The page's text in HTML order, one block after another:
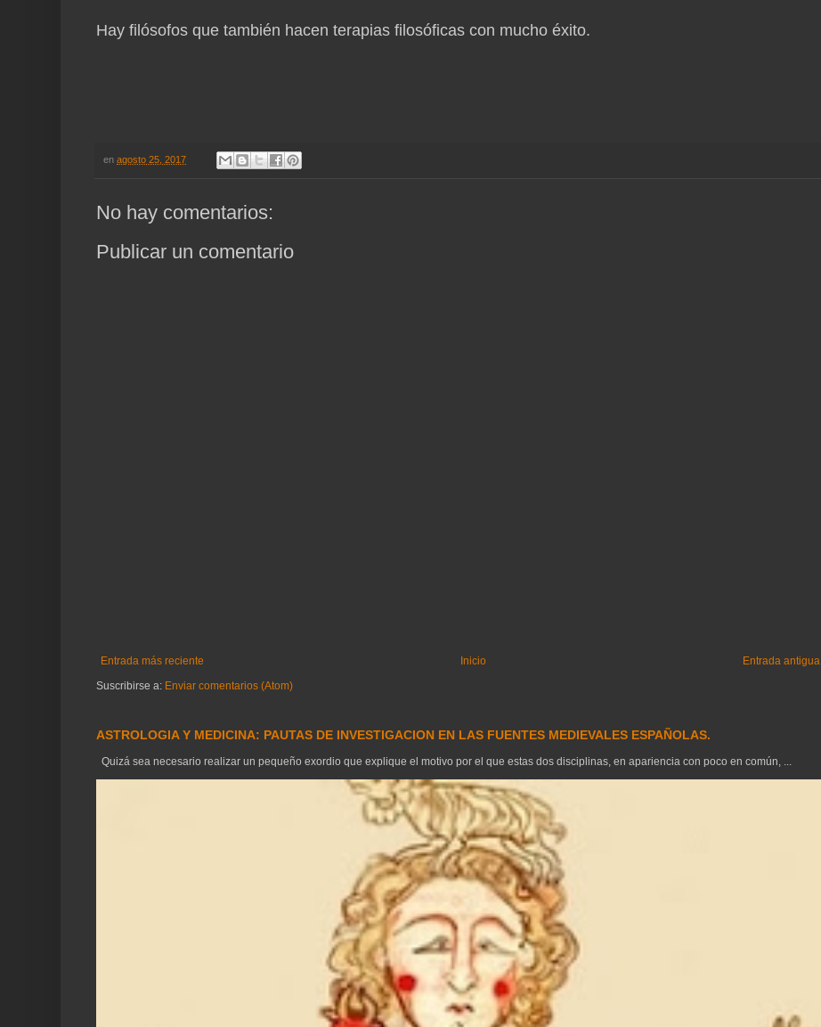
Hay filósofos que también hacen terapias filosóficas con mucho éxito.
en agosto 25, 2017
No hay comentarios:
Publicar un comentario
Entrada más reciente Entrada antigua
Inicio
Suscribirse a: Enviar comentarios (Atom)
ASTROLOGIA Y MEDICINA: PAUTAS DE INVESTIGACION EN LAS FUENTES MEDIEVALES ESPAÑOLAS.
Quizá sea necesario realizar un pequeño exordio que explique el motivo por el que estas dos disciplinas, en apariencia con poco en común, ...